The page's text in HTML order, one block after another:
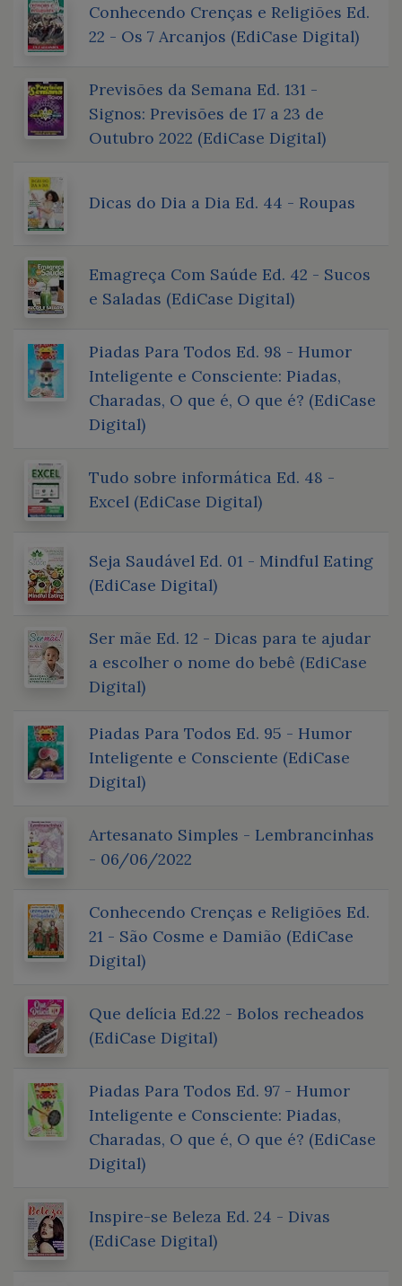
Conhecendo Crenças e Religiões Ed.
22 - Os 7 Arcanjos (EdiCase Digital)
Previsões da Semana Ed. 131 -
Signos: Previsões de 17 a 23 de
Outubro 2022 (EdiCase Digital)
Dicas do Dia a Dia Ed. 44 - Roupas
Emagreça Com Saúde Ed. 42 - Sucos
e Saladas (EdiCase Digital)
Piadas Para Todos Ed. 98 - Humor
Inteligente e Consciente: Piadas,
Charadas, O que é, O que é? (EdiCase
Digital)
Tudo sobre informática Ed. 48 -
Excel (EdiCase Digital)
Seja Saudável Ed. 01 - Mindful Eating
(EdiCase Digital)
Ser mãe Ed. 12 - Dicas para te ajudar
a escolher o nome do bebê (EdiCase
Digital)
Piadas Para Todos Ed. 95 - Humor
Inteligente e Consciente (EdiCase
Digital)
Artesanato Simples - Lembrancinhas
- 06/06/2022
Conhecendo Crenças e Religiões Ed.
21 - São Cosme e Damião (EdiCase
Digital)
Que delícia Ed.22 - Bolos recheados
(EdiCase Digital)
Piadas Para Todos Ed. 97 - Humor
Inteligente e Consciente: Piadas,
Charadas, O que é, O que é? (EdiCase
Digital)
Inspire-se Beleza Ed. 24 - Divas
(EdiCase Digital)